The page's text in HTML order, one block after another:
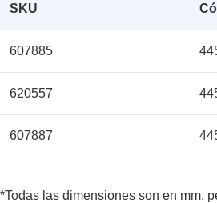
SKU
607885
620557
607887
*Todas las dimensiones son en mm,